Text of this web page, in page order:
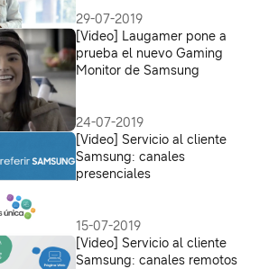
29-07-2019
[Video] Laugamer pone a
prueba el nuevo Gaming
Monitor de Samsung
24-07-2019
[Video] Servicio al cliente
Samsung: canales
presenciales
15-07-2019
[Video] Servicio al cliente
Samsung: canales remotos